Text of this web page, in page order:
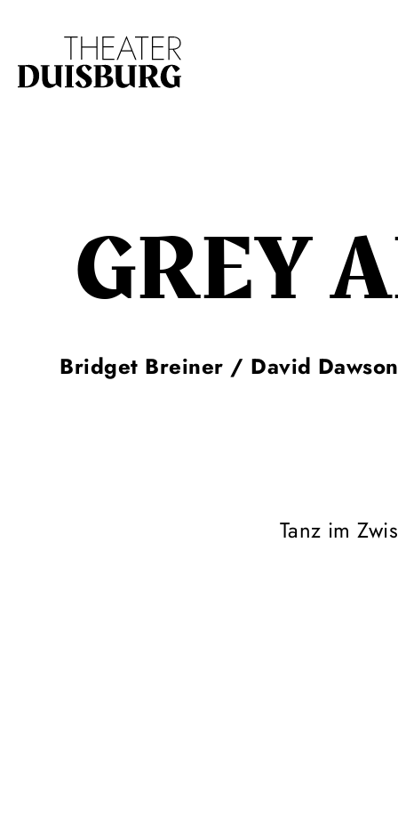
GREY
Bridget Breiner / David
Tanz im